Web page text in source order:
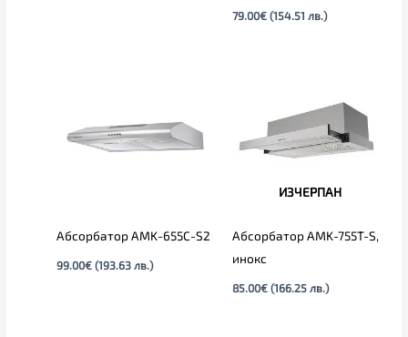
79.00€ (154.51 лв.)
Абсорбатор AMK-655C-S2
99.00€ (193.63 лв.)
ИЗЧЕРПАН
Абсорбатор AMK-755T-S,
инокс
85.00€ (166.25 лв.)